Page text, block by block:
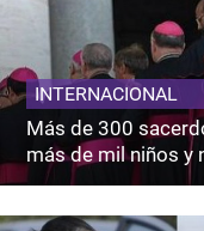
INTERNACIONAL
Más de 300
más de mil niños y